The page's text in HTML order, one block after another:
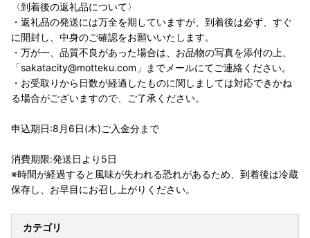
〈到着後の返礼品について〉
・返礼品の発送には万全を期していますが、到着後は必ず、すぐ
に開封し、中身のご確認をお願いいたします。
・万が一、品質不良があった場合は、お品物の写真を添付の上、
「sakatacity@motteku.com」までメールにてご連絡ください。
・お受取りから日数が経過したものに関しましては対応できかね
る場合がございますので、ご了承ください。
申込期日:8月6日(木)ご入金分まで
消費期限:発送日より5日
※時間が経過すると風味が失われる恐れがあるため、到着後は冷蔵
保存し、お早目にお召し上がりください。
カテゴリ